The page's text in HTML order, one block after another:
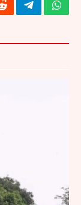
RedditTelegram